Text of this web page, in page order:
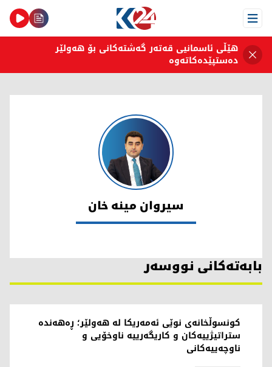
Open Menu
هێڵی ئاسمانیی قەتەر گەشتەکانی بۆ هەولێر
دەستپێدەکاتەوە
سیروان مینە خان
سیروان مینە خان
بابەتەکانی نووسەر
کونسوڵخانەی نوێی ئەمەریکا لە هەولێر؛ ڕەهەندە
ستراتیژییەکان و کاریگەرییە ناوخۆیی و
ناوچەییەکانی